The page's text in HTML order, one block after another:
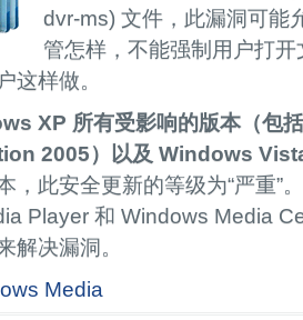
dvr-ms) 文件，此漏洞可能
管怎样，不能强制用户打
这样做。
XP 所有受影响的版本（包
2005）以及 Windows
，此安全更新的等级为“严重”
Player 和 Windows Media
解决漏洞。
Media